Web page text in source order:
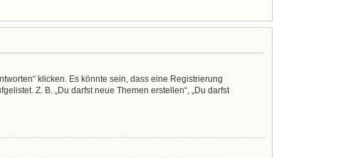
klicken. Es könnte sein, dass eine Registrierung
Z. B. „Du darfst neue Themen erstellen“, „Du darfst